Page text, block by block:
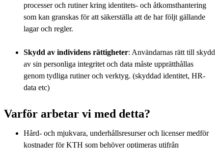
processer och rutiner kring identitets- och åtkomsthantering
som kan granskas för att säkerställa att de har följt gällande
lagar och regler.
Skydd av individens rättigheter: Användarnas rätt till skydd
av sin personliga integritet och data måste upprätthållas
genom tydliga rutiner och verktyg. (skyddad identitet, HR-
data etc)
Varför arbetar vi med detta?
Hård- och mjukvara, underhållsresurser och licenser medför
kostnader för KTH som behöver optimeras utifrån